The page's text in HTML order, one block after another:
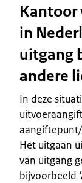
Kantoor
in
uitgang
andere
In deze
aangiftepunt/
Het uitgaan
van uitgang
bijvoorbeeld